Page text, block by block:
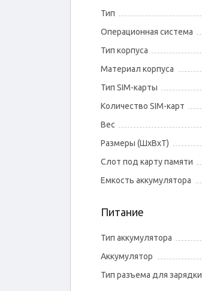
Тип
Операционная система
Тип корпуса
Материал корпуса
Тип SIM-карты
Количество SIM-карт
Вес
Размеры (ШxВxТ)
Слот под карту памяти
Емкость аккумулятора
Питание
Тип аккумулятора
Аккумулятор
Тип разъема для зарядки